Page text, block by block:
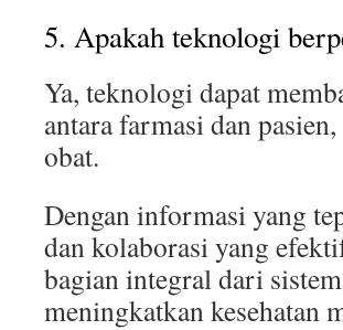
5. Apakah teknologi
Ya, teknologi dapat
antara farmasi dan
obat.
Dengan informasi yang
dan kolaborasi yang
bagian integral dari
meningkatkan kesehatan